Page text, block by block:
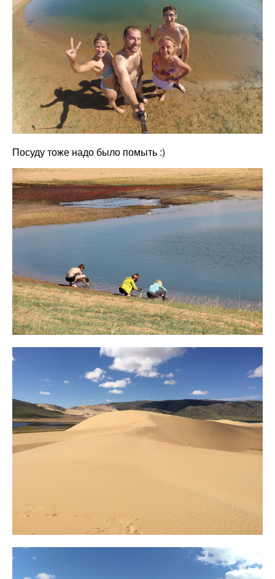
Посуду тоже надо было помыть :)